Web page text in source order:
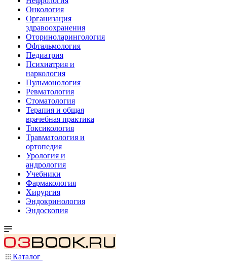
Онкология
Организация
здравоохранения
Оториноларингология
Офтальмология
Педиатрия
Психиатрия и
наркология
Пульмонология
Ревматология
Стоматология
Терапия и общая
врачебная практика
Токсикология
Травматология и
ортопедия
Урология и
андрология
Учебники
Фармакология
Хирургия
Эндокринология
Эндоскопия
Каталог